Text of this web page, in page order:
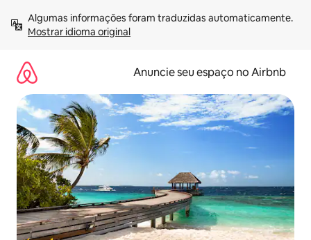
para
Mostrar idioma original
Anuncie seu espaço no Airbnb